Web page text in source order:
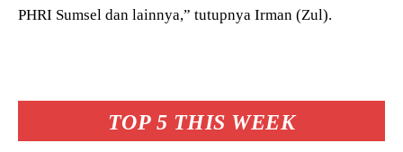
TOP 5 THIS WEEK
PHRI Sumsel dan lainnya,” tutupnya Irman (Zul).